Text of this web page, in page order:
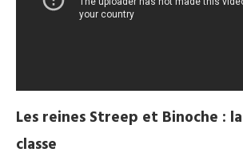
Les reines Streep et Binoche :
classe